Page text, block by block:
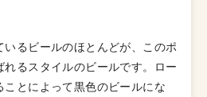
るビールのほとんどが、このポ
るスタイルのビールです。ロー
とによって黒色のビールにな